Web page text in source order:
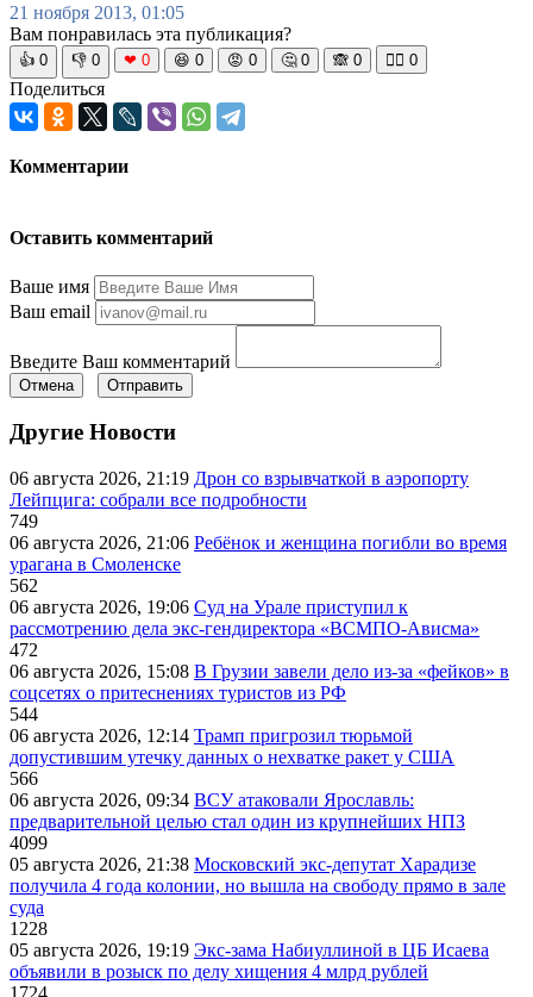
21 ноября 2013, 01:05
Вам понравилась эта публикация?
👍 0 👎 0 ❤ 0 😆 0 😡 0 🤔 0 🙈 0 🧘‍♀️ 0
Поделиться
Комментарии
Оставить комментарий
Ваше имя
Ваш email
Введите Ваш комментарий
Отмена Отправить
Другие Новости
06 августа 2026, 21:19 Дрон со взрывчаткой в аэропорту
Лейпцига: собрали все подробности
749
06 августа 2026, 21:06 Ребёнок и женщина погибли во время
урагана в Смоленске
562
06 августа 2026, 19:06 Суд на Урале приступил к
рассмотрению дела экс-гендиректора «ВСМПО-Ависма»
472
06 августа 2026, 15:08 В Грузии завели дело из-за «фейков» в
соцсетях о притеснениях туристов из РФ
544
06 августа 2026, 12:14 Трамп пригрозил тюрьмой
допустившим утечку данных о нехватке ракет у США
566
06 августа 2026, 09:34 ВСУ атаковали Ярославль:
предварительной целью стал один из крупнейших НПЗ
4099
05 августа 2026, 21:38 Московский экс-депутат Харадизе
получила 4 года колонии, но вышла на свободу прямо в зале
суда
1228
05 августа 2026, 19:19 Экс-зама Набиуллиной в ЦБ Исаева
объявили в розыск по делу хищения 4 млрд рублей
1724